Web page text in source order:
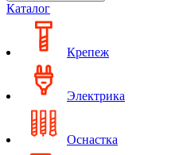
Каталог
Крепеж
Электрика
Оснастка